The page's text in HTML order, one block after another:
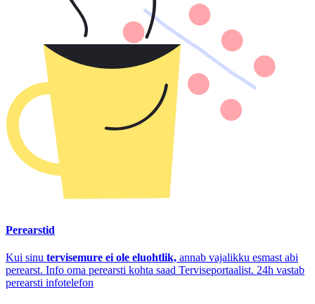
Perearstid
Kui sinu tervisemure ei ole eluohtlik, annab vajalikku esmast abi
perearst. Info oma perearsti kohta saad Terviseportaalist. 24h vastab
perearsti infotelefon